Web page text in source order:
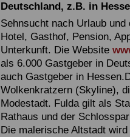
Deutschland, z.B. in
Sehnsucht nach Urlaub
Hotel, Gasthof, Pension,
Unterkunft. Die Website
als 6.000 Gastgeber in
auch Gastgeber in
Wolkenkratzern (Skyline),
Modestadt. Fulda gilt als
Rathaus und der
Die malerische Altstadt